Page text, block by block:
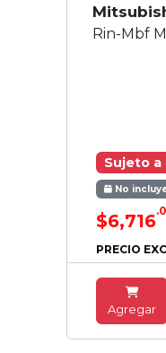
Rin-Mbf
Sujeto
No
$6,716
PRECIO
Agregar